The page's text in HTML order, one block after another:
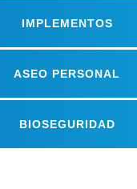
IMPLEMENTOS
ASEO PERSONAL
BIOSEGURIDAD